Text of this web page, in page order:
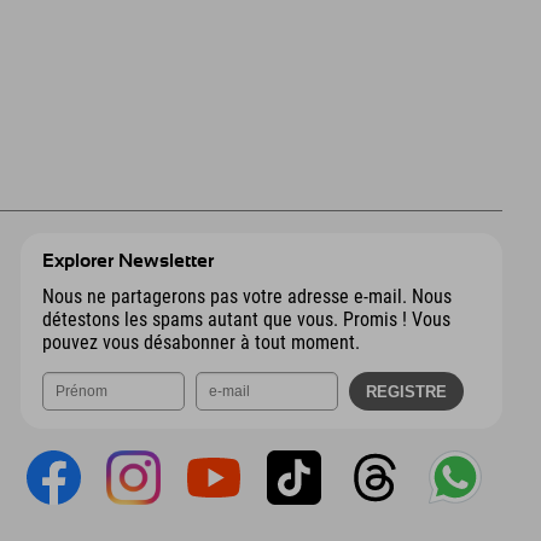
Explorer Newsletter
Nous ne partagerons pas votre adresse e-mail. Nous
détestons les spams autant que vous. Promis ! Vous
pouvez vous désabonner à tout moment.